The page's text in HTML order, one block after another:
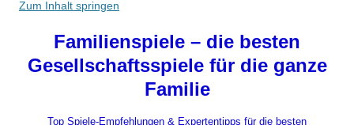
Zum Inhalt springen
Familienspiele – die besten
Gesellschaftsspiele für die ganze
Familie
Top Spiele-Empfehlungen & Expertentipps für die besten